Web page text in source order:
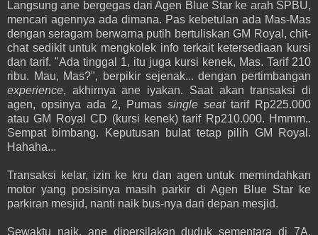
Langsung ane bergegas dari Agen Blue Star ke arah SPBU,
mencari agennya ada dimana. Pas kebetulan ada Mas-Mas
dengan seragam berwarna putih bertuliskan GM Royal, chit-
chat sedikit untuk mengkolek info terkait ketersediaan kursi
dan tarif. "Ada tinggal 1, itu juga kursi kenek, Mas. Tarif 210
ribu. Mau, Mas?", berpikir sejenak... dengan pertimbangan
experience, akhirnya ane iyakan. Saat akan transaksi di
agen, opsinya ada 2, Pumas single seattarif Rp225.000
atau GM Royal CD (kursi kenek) tarif Rp210.000. Hmmm..
Sempat bimbang. Keputusan bulat tetap pilih GM Royal.
Hahaha...
Transaksi kelar, izin ke kru dan agen untuk memindahkan
motor yang posisinya masih parkir di Agen Blue Star ke
parkiran mesjid, nanti naik bus-nya dari depan mesjid.
Sewaktu naik, ane dipersilakan duduk sementara di 7A.